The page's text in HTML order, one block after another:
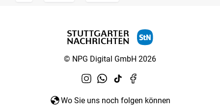
© NPG Digital GmbH 2026
Wo Sie uns noch folgen können